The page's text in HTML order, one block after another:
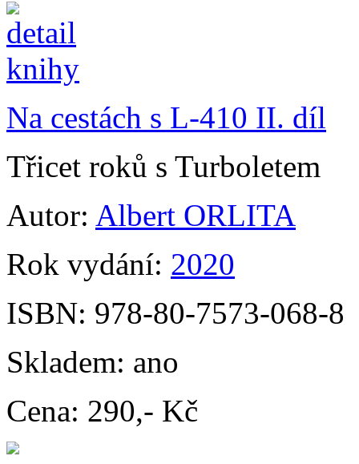
Na cestách s L-410 II. díl
Třicet roků s Turboletem
Autor: Albert ORLITA
Rok vydání: 2020
ISBN: 978-80-7573-068-8
Skladem: ano
Cena: 290,- Kč